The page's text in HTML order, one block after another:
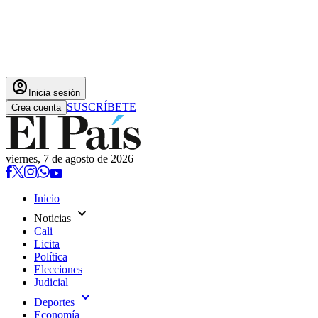
account_circle Inicia sesión
Crea cuenta SUSCRÍBETE
viernes, 7 de agosto de 2026
Inicio
Noticias expand_more
Cali
Licita
Política
Elecciones
Judicial
Deportes expand_more
Economía